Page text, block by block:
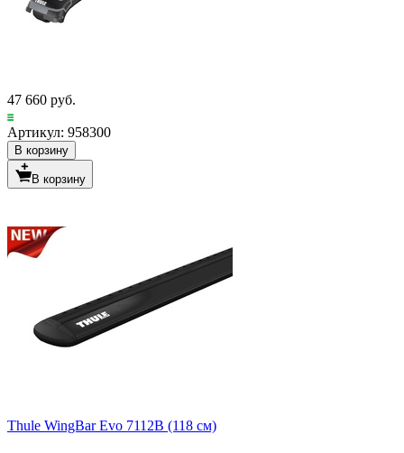
47 660 руб.
Артикул: 958300
В корзину
В корзину
Thule WingBar Evo 7112B (118 см)